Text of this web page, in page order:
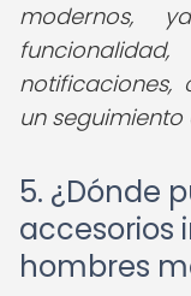
modernos,
un
5. ¿Dónde
accesorios
hombres